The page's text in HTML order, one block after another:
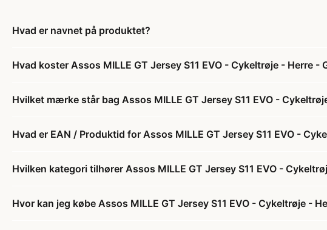
Hvad er navnet på produktet?
Hvad koster Assos MILLE GT Jersey S11 EVO - Cykeltrøje - Herre -
Hvilket mærke står bag Assos MILLE GT Jersey S11 EVO -
Hvad er EAN / Produktid for Assos MILLE GT Jersey S11 EVO -
Hvilken kategori tilhører Assos MILLE GT Jersey S11 EVO -
Hvor kan jeg købe Assos MILLE GT Jersey S11 EVO - Cykeltrøje -